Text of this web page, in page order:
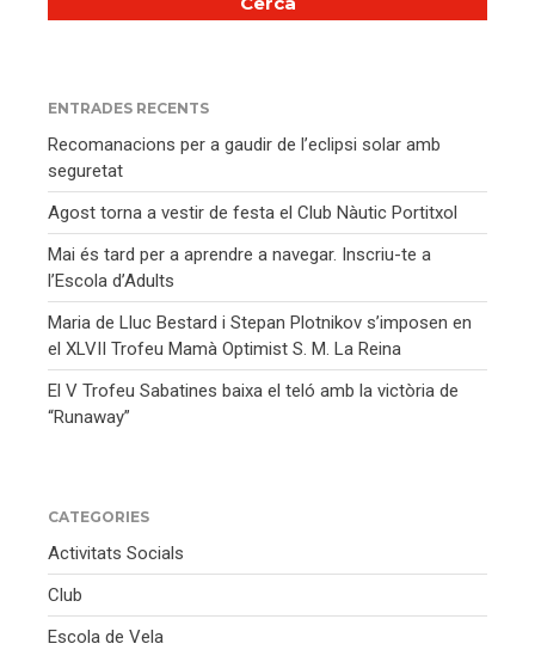
ENTRADES RECENTS
Recomanacions per a gaudir de l’eclipsi solar amb
seguretat
Agost torna a vestir de festa el Club Nàutic Portitxol
Mai és tard per a aprendre a navegar. Inscriu-te a
l’Escola d’Adults
Maria de Lluc Bestard i Stepan Plotnikov s’imposen en
el XLVII Trofeu Mamà Optimist S. M. La Reina
El V Trofeu Sabatines baixa el teló amb la victòria de
“Runaway”
CATEGORIES
Activitats Socials
Club
Escola de Vela